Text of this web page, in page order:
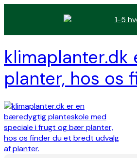
1-5
planter, hos os